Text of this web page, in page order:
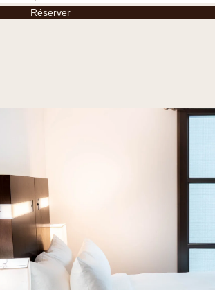
Réserver